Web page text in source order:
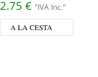
2.75 € "IVA Inc."
A LA CESTA